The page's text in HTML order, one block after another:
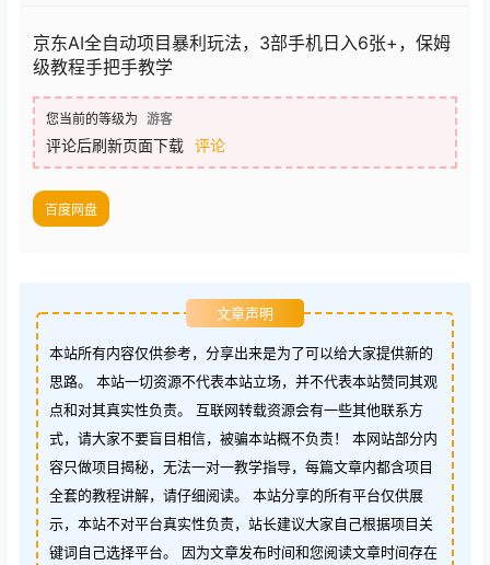
京东AI全自动项目暴利玩法，3部手机日入6张+，保姆
级教程手把手教学
您当前的等级为 游客
评论后刷新页面下载 评论
百度网盘
文章声明
本站所有内容仅供参考，分享出来是为了可以给大家提供新的
思路。 本站一切资源不代表本站立场，并不代表本站赞同其观
点和对其真实性负责。 互联网转载资源会有一些其他联系方
式，请大家不要盲目相信，被骗本站概不负责！ 本网站部分内
容只做项目揭秘，无法一对一教学指导，每篇文章内都含项目
全套的教程讲解，请仔细阅读。 本站分享的所有平台仅供展
示，本站不对平台真实性负责，站长建议大家自己根据项目关
键词自己选择平台。 因为文章发布时间和您阅读文章时间存在